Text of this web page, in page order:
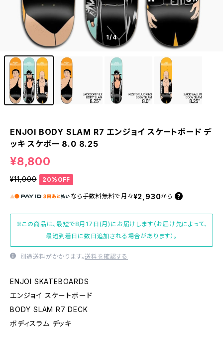
1/4
ENJOI BODY SLAM R7 エンジョイ スケートボード デ
ッキ スケボー 8.0 8.25
¥8,800
¥11,000 20%OFF
なら 手数料無料で 月々¥2,930から
※この商品は、最短で8月17日(月)にお届けします（お届け先によって、
最短到着日に数日追加される場合があります）。
別途送料がかかります。送料を確認する
ENJOI SKATEBOARDS
エンジョイ スケートボード
BODY SLAM R7 DECK
ボディスラム デッキ